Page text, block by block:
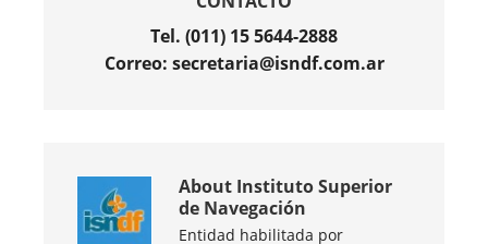
Tel. (011) 15 5644-2888
Correo: secretaria@isndf.com.ar
About Instituto Superior
de Navegación
Entidad habilitada por